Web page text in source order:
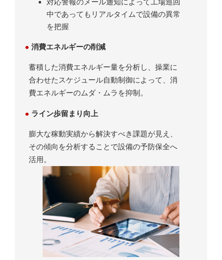
中であってもリアルタイムで設備の異常
を把握
● 消費エネルギーの削減
蓄積した消費エネルギー量を分析し、操業に
合わせたスケジュール自動制御によって、消
費エネルギーのムダ・ムラを抑制。
● ライン歩留まり向上
膨大な稼動実績から解決すべき課題が見え、
その傾向を分析することで設備の予防保全へ
活用。